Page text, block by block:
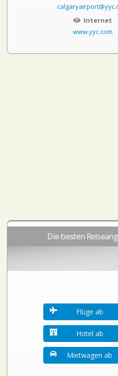
Internet
www.yyc.com
Die besten
Flüge ab
Hotel ab
Mietwagen ab